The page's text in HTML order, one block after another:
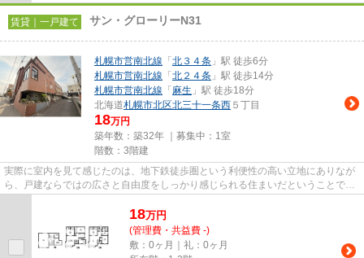
賃貸｜一戸建て サン・グローリーN31
札幌市営南北線 「 北３４条 」駅 徒歩6分
札幌市営南北線 「 北２４条 」駅 徒歩14分
札幌市営南北線 「 麻生 」駅 徒歩18分
北海道札幌市北区北三十一条西 ５丁目
18万円
築年数：築32年 ｜募集中： 1室
階数：3階建
実際に室内を見て感じたのは、地下鉄徒歩圏という利便性の高い立地にありなが
ら、戸建ならではの広さと自由度をしっかり感じられる住まいだということでし
18万円
(管理費・共益費 -)
敷：0ヶ月｜礼：0ヶ月